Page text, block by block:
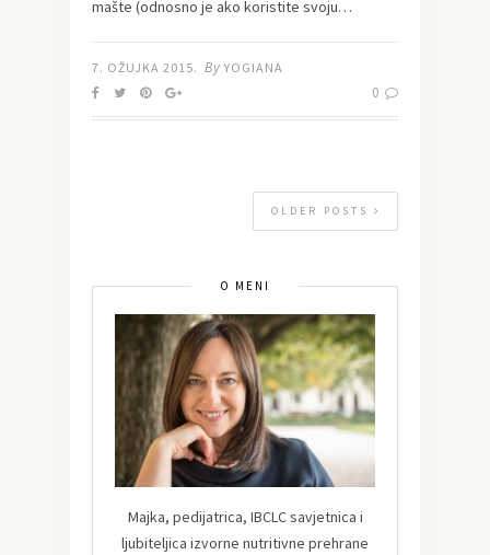
mašte (odnosno je ako koristite svoju…
7. OŽUJKA 2015. By YOGIANA
0
OLDER POSTS
O MENI
Majka, pedijatrica, IBCLC savjetnica i
ljubiteljica izvorne nutritivne prehrane